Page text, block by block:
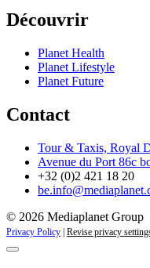
Découvrir
Planet Health
Planet Lifestyle
Planet Future
Contact
Tour & Taxis, Royal
Avenue du Port 86c
+32 (0)2 421 18 20
© 2026 Mediaplanet Group
Privacy Policy Revise privacy